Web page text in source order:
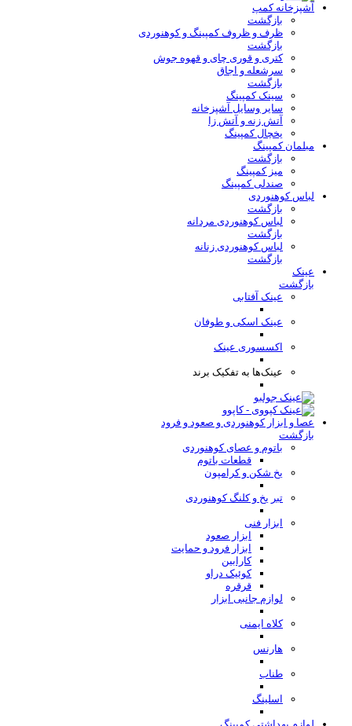
آشپزخانه کمپ
بازگشت
ظرف و ظروف کمپینگ و کوهنوردی
بازگشت
کتری و قوری چای و قهوه جوش
سرشعله و اجاق
بازگشت
سینک کمپینگ
سایر وسایل آشپزخانه
آتش زنه و آتش زا
یخچال کمپینگ
مبلمان کمپینگ
بازگشت
میز کمپینگ
صندلی کمپینگ
لباس کوهنوردی
بازگشت
لباس کوهنوردی مردانه
بازگشت
لباس کوهنوردی زنانه
بازگشت
عینک
بازگشت
عینک آفتابی
عینک اسکی و طوفان
اکسسوری عینک
عینک‌ها به تفکیک برند
عصا و ابزار کوهنوردی و صعود و فرود
بازگشت
باتوم و عصای کوهنوردی
قطعات باتوم
یخ شکن و کرامپون
تبر یخ و کلنگ کوهنوردی
ابزار فنی
ابزار صعود
ابزار فرود و حمایت
کارابین
کوئیک دراو
قرقره
لوازم جانبی ابزار
کلاه ایمنی
هارنس
طناب
اسلینگ